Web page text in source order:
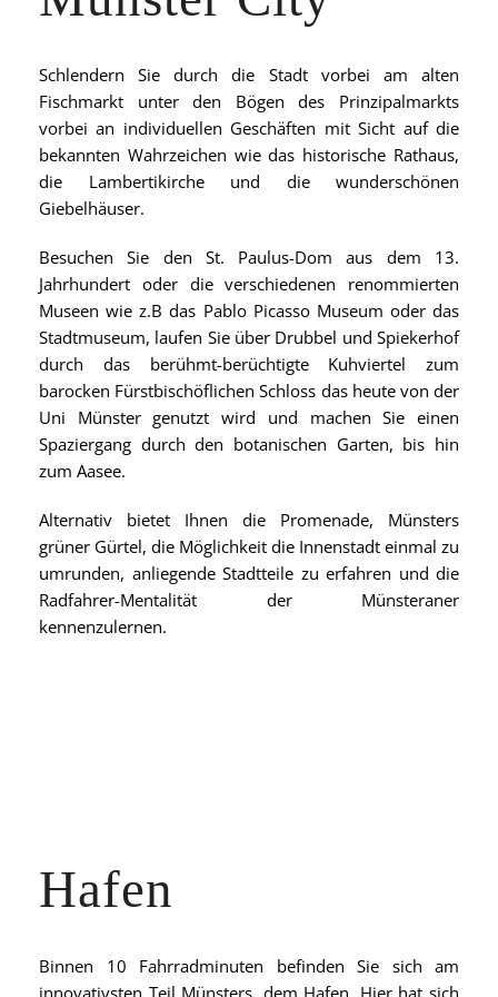
Schlendern Sie durch die Stadt vorbei am alten
Fischmarkt unter den Bögen des Prinzipalmarkts
vorbei an individuellen Geschäften mit Sicht auf die
bekannten Wahrzeichen wie das historische Rathaus,
die Lambertikirche und die wunderschönen
Giebelhäuser.
Besuchen Sie den St. Paulus-Dom aus dem 13.
Jahrhundert oder die verschiedenen renommierten
Museen wie z.B das Pablo Picasso Museum oder das
Stadtmuseum, laufen Sie über Drubbel und Spiekerhof
durch das berühmt-berüchtigte Kuhviertel zum
barocken Fürstbischöflichen Schloss das heute von der
Uni Münster genutzt wird und machen Sie einen
Spaziergang durch den botanischen Garten, bis hin
zum Aasee.
Alternativ bietet Ihnen die Promenade, Münsters
grüner Gürtel, die Möglichkeit die Innenstadt einmal zu
umrunden, anliegende Stadtteile zu erfahren und die
Radfahrer-Mentalität der Münsteraner
kennenzulernen.
Hafen
Binnen 10 Fahrradminuten befinden Sie sich am